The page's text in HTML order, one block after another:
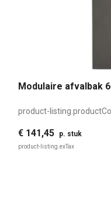
Modulaire afvalbak
product-
€ 141,45 p. stuk
product-listing.exTax